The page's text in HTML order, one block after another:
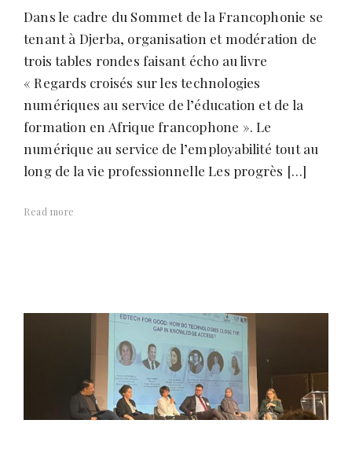
Dans le cadre du Sommet de la Francophonie se
tenant à Djerba, organisation et modération de
trois tables rondes faisant écho au livre
« Regards croisés sur les technologies
numériques au service de l’éducation et de la
formation en Afrique francophone ». Le
numérique au service de l’employabilité tout au
long de la vie professionnelle Les progrès […]
Read more